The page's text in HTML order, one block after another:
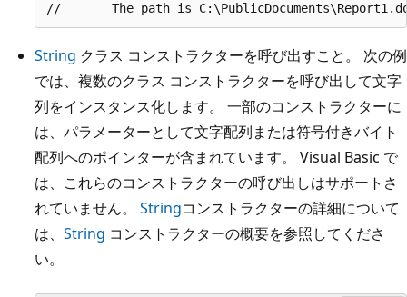
String クラス コンストラクターを呼び出すこと。 次の例
では、複数のクラス コンストラクターを呼び出して文字
列をインスタンス化します。 一部のコンストラクターに
は、パラメーターとして文字配列または符号付きバイト
配列へのポインターが含まれています。 Visual Basic で
は、これらのコンストラクターの呼び出しはサポートさ
れていません。 Stringコンストラクターの詳細について
は、 String コンストラクターの概要を参照してくださ
い。